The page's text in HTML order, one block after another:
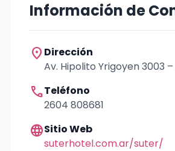
Información de
location_on Dirección
Av. Hipolito Yrigoyen 3003
callTeléfono
2604 808681
languageSitio Web
suterhotel.com.ar/suter/